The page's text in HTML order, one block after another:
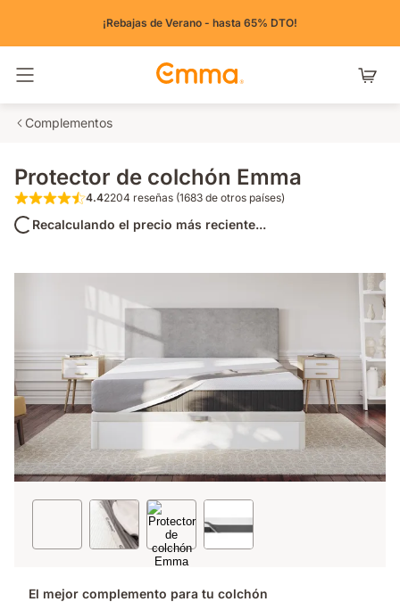
¡Rebajas de Verano - hasta 65% DTO!
Complementos
Protector de colchón Emma
4.4 de 5 estrellas 2204 reseñas (1683 de
4.42204 reseñas (1683 de otros países)
Recalculando el precio más reciente...
El mejor complemento para tu colchón